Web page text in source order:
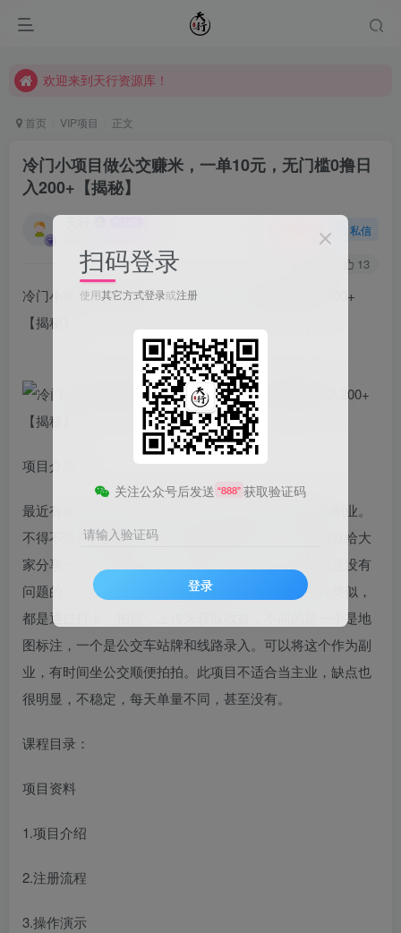
欢迎来到天行资源库！
首页 VIP项目 正文
冷门小项目做公交赚米，一单10元，无门槛0撸日
入200+【揭秘】
私信
13
冷门小项目做公交赚米，一单10元，无门槛0撸日入200+
【揭秘】
项目介绍
最近有很多小伙伴在问有没有一些即简单又能赚钱的副业。
不得不说你是真的贪，不过还真被我找到了。今天我就给大
家分享一个冷门的小项目，零成本，一天赚个奶茶钱是没有
问题的。这个项目原理和我之前分享的拍照打卡项目类似，
都是通过打卡，拍照，上传来获取收益，不同的是一个是地
图标注，一个是公交车站牌和线路录入。可以将这个作为副
业，有时间坐公交顺便拍拍。此项目不适合当主业，缺点也
很明显，不稳定，每天单量不同，甚至没有。
课程目录：
项目资料
1.项目介绍
2.注册流程
3.操作演示
扫码登录
使用其它方式登录或注册
关注公众号后发送 “888” 获取验证码
请输入验证码
登录